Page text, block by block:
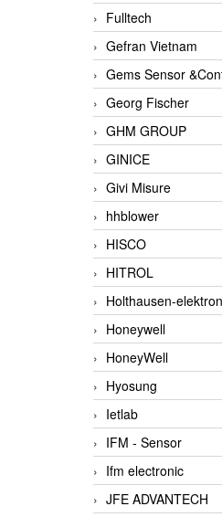
Fulltech
Gefran Vietnam
Gems Sensor
Georg Fischer
GHM GROUP
GINICE
Givi Misure
hhblower
HISCO
HITROL
Holthausen-
Honeywell
HoneyWell
Hyosung
Ietlab
IFM - Sensor
Ifm electronic
JFE ADVANTECH